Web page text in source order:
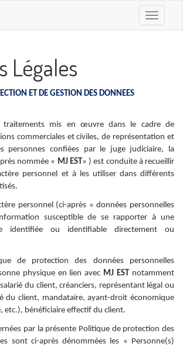
Toggle
Légales
ET DE GESTION DES DONNEES
traitements mis en œuvre dans le cadre de
commerciales et civiles, de représentation et
personnes confiées par le juge judiciaire, la
nommée « MJ EST» ) est conduite à recueillir
personnel et à les utiliser dans différents
personnel (ci-après « données personnelles
susceptible de se rapporter à une
identifiée ou identifiable directement ou
de protection des données personnelles
physique en lien avec MJ ESTnotamment
du client, créanciers, représentant légal ou
du client, mandataire, ayant-droit économique
etc.), bénéficiaire effectif du client.
par la présente Politique de protection des
sont ci-après dénommées les « Personne(s)